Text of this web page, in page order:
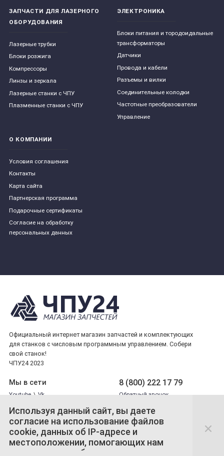
Используя данный сайт, вы даете
согласие на использование файлов
cookie, данных об IP-адресе и
местоположении, помогающих нам
сделать его удобнее для вас.
ЗАПЧАСТИ ДЛЯ ЛАЗЕРНОГО
ОБОРУДОВАНИЯ
Лазерные трубки
Блоки розжига
Компрессоры
Линзы и зеркала
Лазерные станки с ЧПУ
Плазменные станки с ЧПУ
ЭЛЕКТРОНИКА
Блоки питания и тородоидальные
трансформаторы
Датчики
Провода и кабели
Разъемы и вилки
Соединительные колодки
Частотные преобразователи
Управление
О КОМПАНИИ
Условия соглашения
Контакты
Карта сайта
Партнерская программа
Подарочные сертификаты
Согласие на обработку
персональных данных
Официальный интернет магазин запчастей и комплектующих
для станков с числовым программным управлением. Собери
свой станок!
ЧПУ24 2023
8 (800) 222 17 79
Обратный звонок
Мы в сети
Youtube \ Vk
Принимаем платежи